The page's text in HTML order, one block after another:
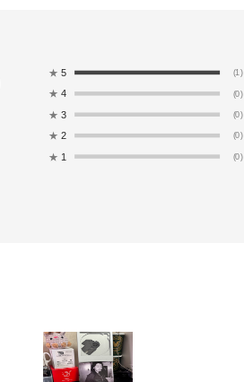
★ 5 (1)
★ 4 (0)
★ 3 (0)
★ 2 (0)
★ 1 (0)